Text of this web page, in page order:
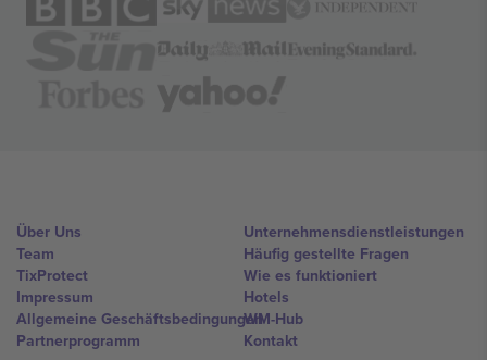
Über Uns
Team
TixProtect
Impressum
Allgemeine Geschäftsbedingungen
Partnerprogramm
Unternehmensdienstleistungen
Häufig gestellte Fragen
Wie es funktioniert
Hotels
WM-Hub
Kontakt